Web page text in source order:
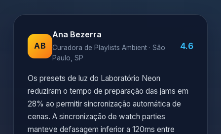
AB
Ana Bezerra
Curadora de Playlists Ambient · São
Paulo, SP
4.6
Os presets de luz do Laboratório Neon
reduziram o tempo de preparação das jams em
28% ao permitir sincronização automática de
cenas. A sincronização de watch parties
manteve defasagem inferior a 120ms entre